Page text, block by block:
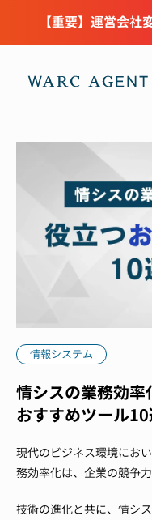
【重要】運営会
情報システム
情シスの業務効
おすすめツール
現代のビジネス環境にお
務効率化は、企業の競争
技術の進化と共に、情シ